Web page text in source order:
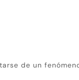
de un